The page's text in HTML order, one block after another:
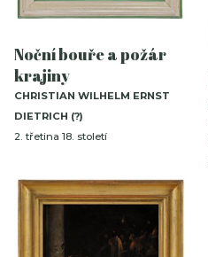
Noční bouře a požár
krajiny
CHRISTIAN WILHELM ERNST
DIETRICH (?)
2. třetina 18. století